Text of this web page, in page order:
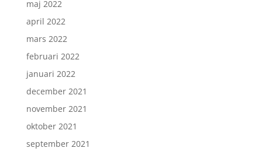
maj 2022
april 2022
mars 2022
februari 2022
januari 2022
december 2021
november 2021
oktober 2021
september 2021